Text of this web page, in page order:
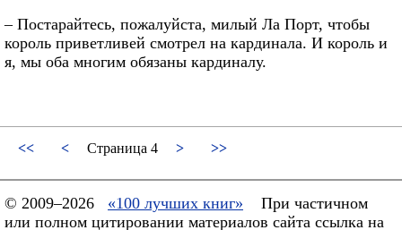
– Постарайтесь, пожалуйста, милый Ла Порт, чтобы
король приветливей смотрел на кардинала. И король и
я, мы оба многим обязаны кардиналу.
<< < Страница 4 > >>
© 2009–2026 «100 лучших книг»
При частичном
или полном цитировании материалов сайта ссылка на